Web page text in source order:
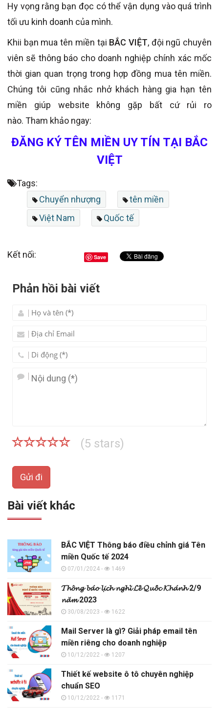
Hy vọng rằng bạn đọc có thể vận dụng vào quá trình
tối ưu kinh doanh của mình.
Khii bạn mua tên miền tại BẮC VIỆT, đội ngũ chuyên
viên sẽ thông báo cho doanh nghiệp chính xác mốc
thời gian quan trọng trong hợp đồng mua tên miền.
Chúng tôi cũng nhắc nhở khách hàng gia hạn tên
miền giúp website không gặp bất cứ rủi ro
nào. Tham khảo ngay:
ĐĂNG KÝ TÊN MIỀN UY TÍN TẠI BẮC
VIỆT
Tags:
Chuyển nhượng
tên miền
Việt Nam
Quốc tế
Kết nối: Save
Phản hồi bài viết
(5 stars)
Gửi đi
Bài viết khác
BẮC VIỆT Thông báo điều chỉnh giá Tên
miền Quốc tế 2024
07/01/2024 - 1469
𝓣𝓱𝓸̂𝓷𝓰 𝓫𝓪́𝓸 𝓵𝓲̣𝓬𝓱 𝓷𝓰𝓱𝓲̉ 𝓛𝓮̂̃ 𝓠𝓾𝓸̂́𝓬 𝓚𝓱𝓪́𝓷𝓱 2/9
𝓷𝓪̆𝓶 2023
30/08/2023 - 1622
Mail Server là gì? Giải pháp email tên
miền riêng cho doanh nghiệp
10/12/2022 - 1207
Thiết kế website ô tô chuyên nghiệp
chuẩn SEO
10/12/2022 - 1171